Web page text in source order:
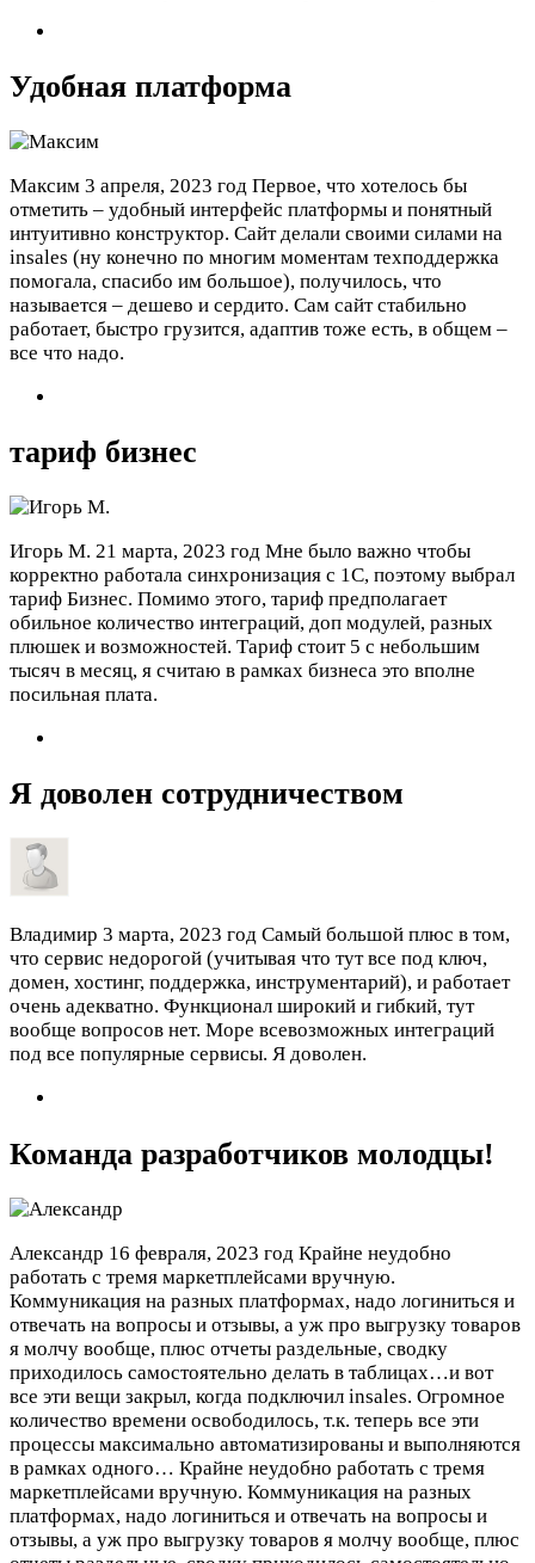
Удобная платформа
Максим 3 апреля, 2023 год Первое, что хотелось бы
отметить – удобный интерфейс платформы и понятный
интуитивно конструктор. Сайт делали своими силами на
insales (ну конечно по многим моментам техподдержка
помогала, спасибо им большое), получилось, что
называется – дешево и сердито. Сам сайт стабильно
работает, быстро грузится, адаптив тоже есть, в общем –
все что надо.
тариф бизнес
Игорь М. 21 марта, 2023 год Мне было важно чтобы
корректно работала синхронизация с 1С, поэтому выбрал
тариф Бизнес. Помимо этого, тариф предполагает
обильное количество интеграций, доп модулей, разных
плюшек и возможностей. Тариф стоит 5 с небольшим
тысяч в месяц, я считаю в рамках бизнеса это вполне
посильная плата.
Я доволен сотрудничеством
Владимир 3 марта, 2023 год Самый большой плюс в том,
что сервис недорогой (учитывая что тут все под ключ,
домен, хостинг, поддержка, инструментарий), и работает
очень адекватно. Функционал широкий и гибкий, тут
вообще вопросов нет. Море всевозможных интеграций
под все популярные сервисы. Я доволен.
Команда разработчиков молодцы!
Александр 16 февраля, 2023 год Крайне неудобно
работать с тремя маркетплейсами вручную.
Коммуникация на разных платформах, надо логиниться и
отвечать на вопросы и отзывы, а уж про выгрузку товаров
я молчу вообще, плюс отчеты раздельные, сводку
приходилось самостоятельно делать в таблицах…и вот
все эти вещи закрыл, когда подключил insales. Огромное
количество времени освободилось, т.к. теперь все эти
процессы максимально автоматизированы и выполняются
в рамках одного… Крайне неудобно работать с тремя
маркетплейсами вручную. Коммуникация на разных
платформах, надо логиниться и отвечать на вопросы и
отзывы, а уж про выгрузку товаров я молчу вообще, плюс